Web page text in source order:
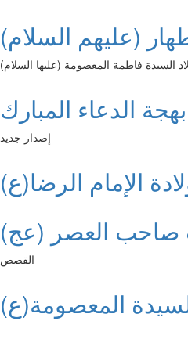
(عليهم السلام)
السيدة فاطمة المعصومة (عليها السلام)
الدعاء المبارك
إصدار جديد
الإمام الرضا(ع)
القصص
المعصومة(ع)